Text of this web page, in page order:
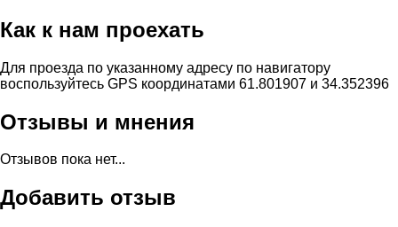
Как к нам проехать
Для проезда по указанному адресу по навигатору
воспользуйтесь GPS координатами 61.801907 и 34.352396
Отзывы и мнения
Отзывов пока нет...
Добавить отзыв